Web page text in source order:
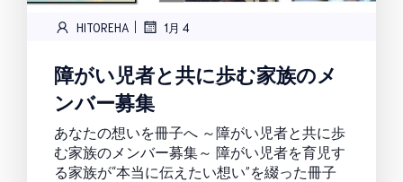
HITOREHA | 1月 4
障がい児者と共に歩む家族のメ
ンバー募集
あなたの想いを冊子へ ～障がい児者と共に歩
む家族のメンバー募集～ 障がい児者を育児す
る家族が“本当に伝えたい想い”を綴った冊子